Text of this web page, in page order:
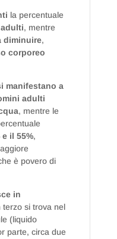
la percentuale
, mentre
diminuire,
corporeo
manifestano a
adulti
, mentre le
il 55%,
è povero di
in
terzo si trova nel
(liquido
parte, circa due